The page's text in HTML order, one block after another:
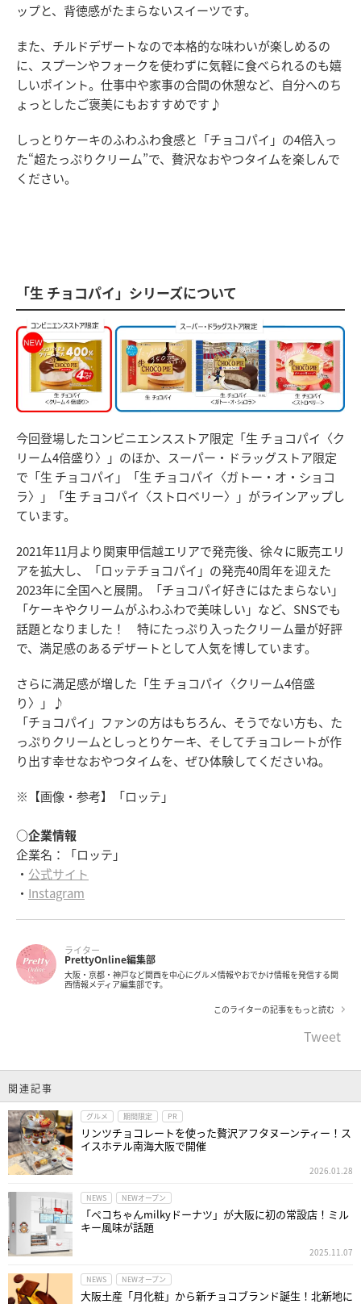
ップと、背徳感がたまらないスイーツです。
また、チルドデザートなので本格的な味わいが楽しめるの
に、スプーンやフォークを使わずに気軽に食べられるのも嬉
しいポイント。仕事中や家事の合間の休憩など、自分へのち
ょっとしたご褒美にもおすすめです♪
しっとりケーキのふわふわ食感と「チョコパイ」の4倍入っ
た“超たっぷりクリーム”で、贅沢なおやつタイムを楽しんで
ください。
「生 チョコパイ」シリーズについて
今回登場したコンビニエンスストア限定「生 チョコパイ〈ク
リーム4倍盛り〉」のほか、スーパー・ドラッグストア限定
で「生 チョコパイ」「生 チョコパイ〈ガトー・オ・ショコ
ラ〉」「生 チョコパイ〈ストロベリー〉」がラインアップし
ています。
2021年11月より関東甲信越エリアで発売後、徐々に販売エリ
アを拡大し、「ロッテチョコパイ」の発売40周年を迎えた
2023年に全国へと展開。「チョコパイ好きにはたまらない」
「ケーキやクリームがふわふわで美味しい」など、SNSでも
話題となりました！ 特にたっぷり入ったクリーム量が好評
で、満足感のあるデザートとして人気を博しています。
さらに満足感が増した「生 チョコパイ〈クリーム4倍盛
り〉」♪
「チョコパイ」ファンの方はもちろん、そうでない方も、た
っぷりクリームとしっとりケーキ、そしてチョコレートが作
り出す幸せなおやつタイムを、ぜひ体験してくださいね。
※【画像・参考】「ロッテ」
○企業情報
企業名：「ロッテ」
・ 公式サイト
・ Instagram
ライター
PrettyOnline編集部
大阪・京都・神戸など関西を中心にグルメ情報やおでかけ情報を発信する関
西情報メディア編集部です。
このライターの記事をもっと読む
Tweet
関連記事
グルメ 期間限定 PR
リンツチョコレートを使った贅沢アフタヌーンティー！ス
イスホテル南海大阪で開催
2026.01.28
NEWS NEWオープン
「ペコちゃんmilkyドーナツ」が大阪に初の常設店！ミル
キー風味が話題
2025.11.07
NEWS NEWオープン
大阪土産「月化粧」から新チョコブランド誕生！北新地に